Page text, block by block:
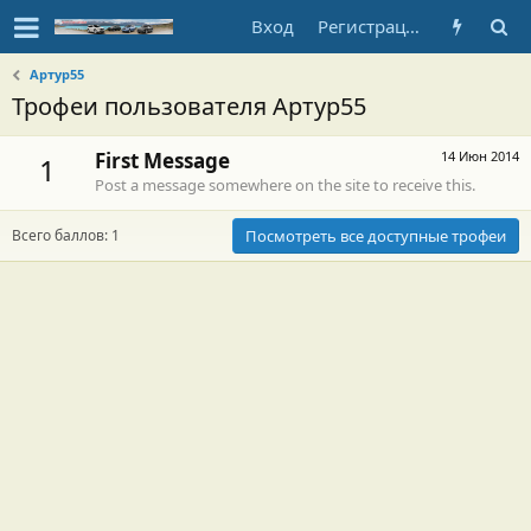
Вход Регистрация
Артур55
Трофеи пользователя Артур55
1 14 Июн 2014
First Message
Post a message somewhere on the site to receive this.
Всего баллов: 1 Посмотреть все доступные трофеи